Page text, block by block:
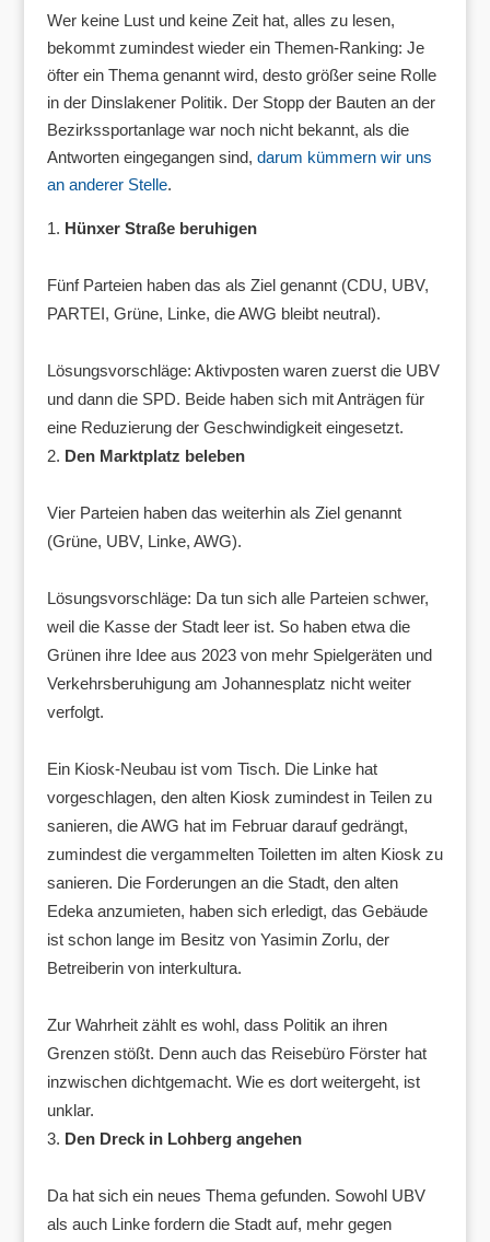
Wer keine Lust und keine Zeit hat, alles zu lesen,
bekommt zumindest wieder ein Themen-Ranking: Je
öfter ein Thema genannt wird, desto größer seine Rolle
in der Dinslakener Politik. Der Stopp der Bauten an der
Bezirkssportanlage war noch nicht bekannt, als die
Antworten eingegangen sind, darum kümmern wir uns
an anderer Stelle.
Hünxer Straße beruhigen
Fünf Parteien haben das als Ziel genannt (CDU, UBV,
PARTEI, Grüne, Linke, die AWG bleibt neutral).
Lösungsvorschläge: Aktivposten waren zuerst die UBV
und dann die SPD. Beide haben sich mit Anträgen für
eine Reduzierung der Geschwindigkeit eingesetzt.
Den Marktplatz beleben
Vier Parteien haben das weiterhin als Ziel genannt
(Grüne, UBV, Linke, AWG).
Lösungsvorschläge: Da tun sich alle Parteien schwer,
weil die Kasse der Stadt leer ist. So haben etwa die
Grünen ihre Idee aus 2023 von mehr Spielgeräten und
Verkehrsberuhigung am Johannesplatz nicht weiter
verfolgt.
Ein Kiosk-Neubau ist vom Tisch. Die Linke hat
vorgeschlagen, den alten Kiosk zumindest in Teilen zu
sanieren, die AWG hat im Februar darauf gedrängt,
zumindest die vergammelten Toiletten im alten Kiosk zu
sanieren. Die Forderungen an die Stadt, den alten
Edeka anzumieten, haben sich erledigt, das Gebäude
ist schon lange im Besitz von Yasimin Zorlu, der
Betreiberin von interkultura.
Zur Wahrheit zählt es wohl, dass Politik an ihren
Grenzen stößt. Denn auch das Reisebüro Förster hat
inzwischen dichtgemacht. Wie es dort weitergeht, ist
unklar.
Den Dreck in Lohberg angehen
Da hat sich ein neues Thema gefunden. Sowohl UBV
als auch Linke fordern die Stadt auf, mehr gegen